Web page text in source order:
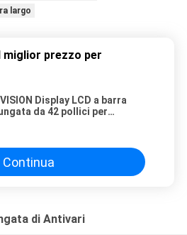
largo
miglior prezzo per
Display LCD a barra
da 42 pollici per
Continua
di Antivari